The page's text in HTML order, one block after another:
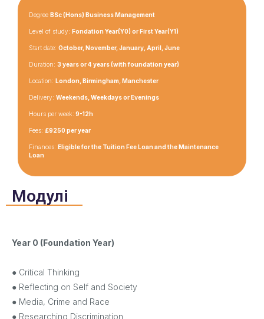
DegreeBSc (Hons) Business Management
Level of study:Fondation Year(Y0) or First Year(Y1)
Start date:October, November, January, April, June
Duration:3 years or 4 years (with foundation year)
Location:London, Birmingham, Manchester
Delivery:Weekends, Weekdays or Evenings
Hours per week: 9-12h
Fees: £9250 per year
Finances:Eligible for the Tuition Fee Loan and the Maintenance
Loan
Модулі
Year 0 (Foundation Year)
● Critical Thinking
● Reflecting on Self and Society
● Media, Crime and Race
● Researching Discrimination